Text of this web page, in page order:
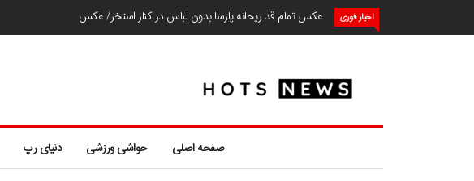
اخبار فوری عکس تمام قد ریحانه پارسا بدون لباس در کنار استخر/ عکس
صفحه اصلی حواشی ورزشی دنیای رپ